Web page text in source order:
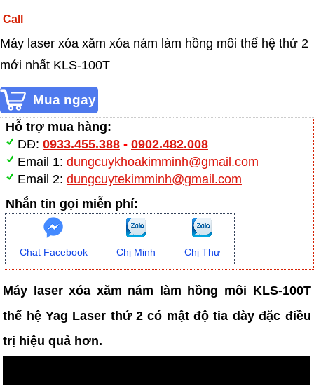
Call
Máy laser xóa xăm xóa nám làm hồng môi thế hệ thứ 2
mới nhất KLS-100T
Hỗ trợ mua hàng:
DĐ: 0933.455.388- 0902.482.008
Email 1: dungcuykhoakimminh@gmail.com
Email 2: dungcuytekimminh@gmail.com
Nhắn tin gọi miễn phí:
Chat Facebook Chị Minh Chị Thư
Máy laser xóa xăm nám làm hồng môi KLS-100T
thế hệ Yag Laser thứ 2 có mật độ tia dày đặc điều
trị hiệu quả hơn.